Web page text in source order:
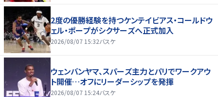
2度の優勝経験を持つケンテイビアス・コールドウ
ェル・ポープがシクサーズへ正式加入
2026/08/07 15:32バスケ
ウェンバンヤマ、スパーズ主力とパリでワークアウ
ト開催…オフにリーダーシップを発揮
2026/08/07 15:24バスケ